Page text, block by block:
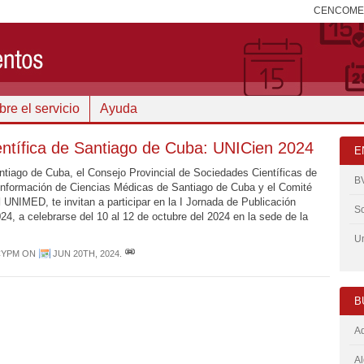
el servicio Ayuda
de Santiago de Cuba: UNICien 2024
de Cuba, el Consejo Provincial de Sociedades Científicas de
de Ciencias Médicas de Santiago de Cuba y el Comité
te invitan a participar en la I Jornada de Publicación
a celebrarse del 10 al 12 de octubre del 2024 en la sede de la
ON JUN 20TH, 2024.